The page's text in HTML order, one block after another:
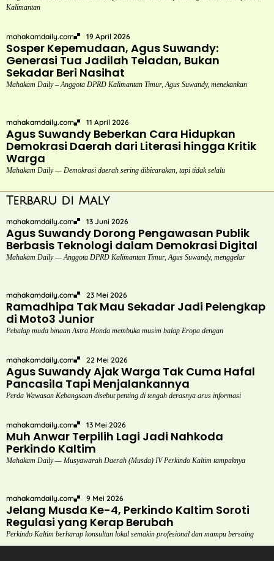
Kalimantan
mahakamdaily.com 19 April 2026
Sosper Kepemudaan, Agus Suwandy:
Generasi Tua Jadilah Teladan, Bukan
Sekadar Beri Nasihat
Mahakam Daily – Anggota DPRD Kalimantan Timur, Agus Suwandy, menekankan
mahakamdaily.com 11 April 2026
Agus Suwandy Beberkan Cara Hidupkan
Demokrasi Daerah dari Literasi hingga Kritik
Warga
Mahakam Daily — Demokrasi daerah sering dibicarakan, tapi tidak selalu
Terbaru di Maly
mahakamdaily.com 13 Juni 2026
Agus Suwandy Dorong Pengawasan Publik
Berbasis Teknologi dalam Demokrasi Digital
Mahakam Daily — Anggota DPRD Kalimantan Timur, Agus Suwandy, menggelar
mahakamdaily.com 23 Mei 2026
Ramadhipa Tak Mau Sekadar Jadi Pelengkap
di Moto3 Junior
Pebalap muda binaan Astra Honda membuka musim balap Eropa dengan
mahakamdaily.com 22 Mei 2026
Agus Suwandy Ajak Warga Tak Cuma Hafal
Pancasila Tapi Menjalankannya
Perda Wawasan Kebangsaan disebut penting di tengah derasnya arus informasi
mahakamdaily.com 13 Mei 2026
Muh Anwar Terpilih Lagi Jadi Nahkoda
Perkindo Kaltim
Mahakam Daily — Musyawarah Daerah (Musda) IV Perkindo Kaltim tampaknya
mahakamdaily.com 9 Mei 2026
Jelang Musda Ke-4, Perkindo Kaltim Soroti
Regulasi yang Kerap Berubah
Perkindo Kaltim berharap konsultan lokal semakin profesional dan mampu bersaing